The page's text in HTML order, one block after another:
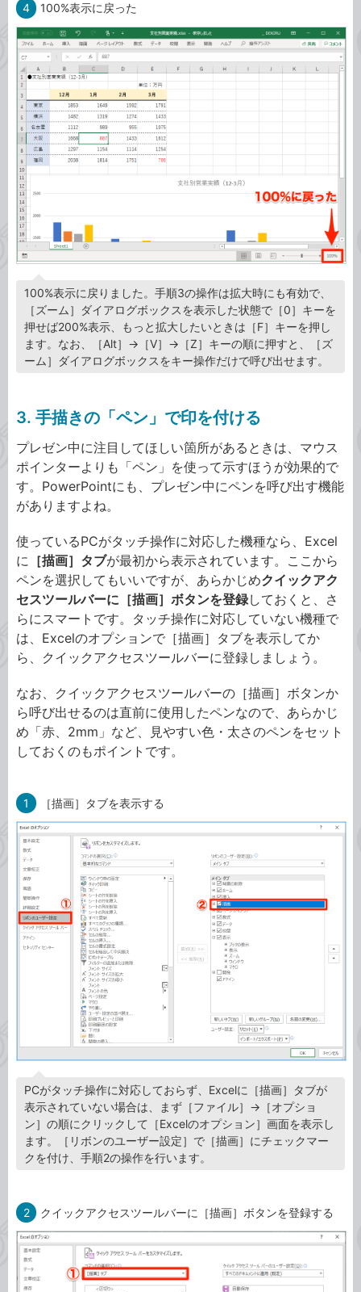
4 100%表示に戻った
100%表示に戻りました。手順3の操作は拡大時にも有効で、
［ズーム］ダイアログボックスを表示した状態で［0］キーを
押せば200%表示、もっと拡大したいときは［F］キーを押し
ます。なお、［Alt］→［V］→［Z］キーの順に押すと、［ズ
ーム］ダイアログボックスをキー操作だけで呼び出せます。
3. 手描きの「ペン」で印を付ける
プレゼン中に注目してほしい箇所があるときは、マウス
ポインターよりも「ペン」を使って示すほうが効果的で
す。PowerPointにも、プレゼン中にペンを呼び出す機能
がありますよね。
使っているPCがタッチ操作に対応した機種なら、Excel
に ［描画］タブが最初から表示されています。ここから
ペンを選択してもいいですが、あらかじめクイックアク
セスツールバーに［描画］ボタンを登録しておくと、さ
らにスマートです。タッチ操作に対応していない機種で
は、Excelのオプションで［描画］タブを表示してか
ら、クイックアクセスツールバーに登録しましょう。
なお、クイックアクセスツールバーの［描画］ボタンか
ら呼び出せるのは直前に使用したペンなので、あらかじ
め「赤、2mm」など、見やすい色・太さのペンをセット
しておくのもポイントです。
1 ［描画］タブを表示する
PCがタッチ操作に対応しておらず、Excelに［描画］タブが
表示されていない場合は、まず［ファイル］→［オプショ
ン］の順にクリックして［Excelのオプション］画面を表示し
ます。［リボンのユーザー設定］で［描画］にチェックマー
クを付け、手順2の操作を行います。
2 クイックアクセスツールバーに［描画］ボタンを登録する